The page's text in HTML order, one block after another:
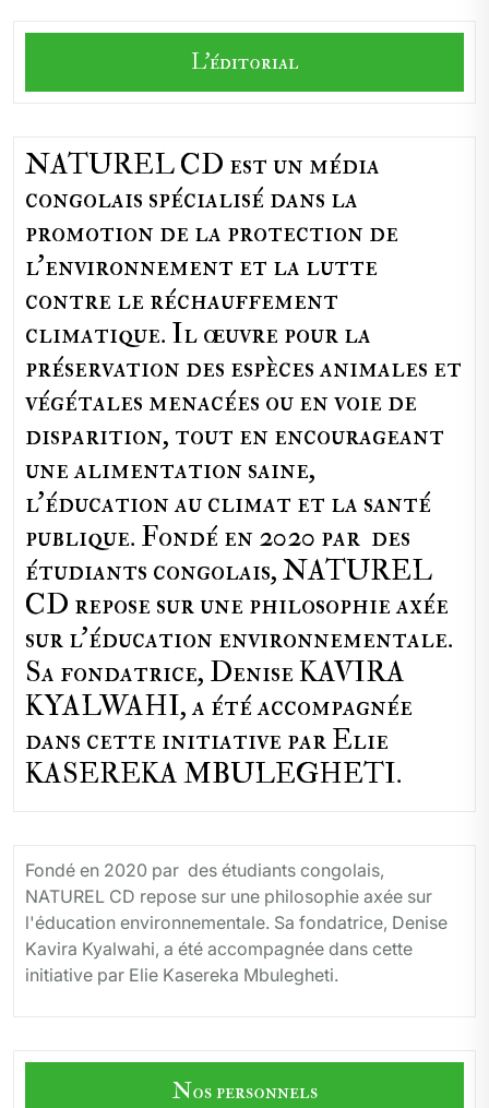
L'éditorial
NATUREL CD est un média
congolais spécialisé dans la
promotion de la protection de
l’environnement et la lutte
contre le réchauffement
climatique. Il œuvre pour la
préservation des espèces animales et
végétales menacées ou en voie de
disparition, tout en encourageant
une alimentation saine,
l'éducation au climat et la santé
publique. Fondé en 2020 par des
étudiants congolais, NATUREL
CD repose sur une philosophie axée
sur l'éducation environnementale.
Sa fondatrice, Denise KAVIRA
KYALWAHI, a été accompagnée
dans cette initiative par Elie
KASEREKA MBULEGHETI.
Fondé en 2020 par des étudiants congolais,
NATUREL CD repose sur une philosophie axée sur
l'éducation environnementale. Sa fondatrice, Denise
Kavira Kyalwahi, a été accompagnée dans cette
initiative par Elie Kasereka Mbulegheti.
Nos personnels